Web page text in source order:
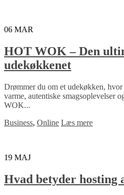
06 MAR
HOT WOK – Den
udekøkkenet
Drømmer du om et udekøkken,
varme, autentiske smagsoplevelser
WOK...
Business, Online Læs mere
19 MAJ
Hvad betyder hosting